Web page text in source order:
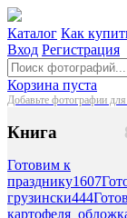
Каталог Как
Вход Регистрация
Корзина пуста
Добавьте фотографии для
Книга
Готовим к
празднику1607
грузински444